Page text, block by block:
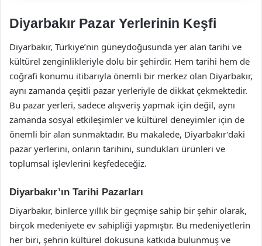
Diyarbakır Pazar Yerlerinin Keşfi
Diyarbakır, Türkiye’nin güneydoğusunda yer alan tarihi ve
kültürel zenginlikleriyle dolu bir şehirdir. Hem tarihi hem de
coğrafi konumu itibarıyla önemli bir merkez olan Diyarbakır,
aynı zamanda çeşitli pazar yerleriyle de dikkat çekmektedir.
Bu pazar yerleri, sadece alışveriş yapmak için değil, aynı
zamanda sosyal etkileşimler ve kültürel deneyimler için de
önemli bir alan sunmaktadır. Bu makalede, Diyarbakır’daki
pazar yerlerini, onların tarihini, sundukları ürünleri ve
toplumsal işlevlerini keşfedeceğiz.
Diyarbakır’ın Tarihi Pazarları
Diyarbakır, binlerce yıllık bir geçmişe sahip bir şehir olarak,
birçok medeniyete ev sahipliği yapmıştır. Bu medeniyetlerin
her biri, şehrin kültürel dokusuna katkıda bulunmuş ve